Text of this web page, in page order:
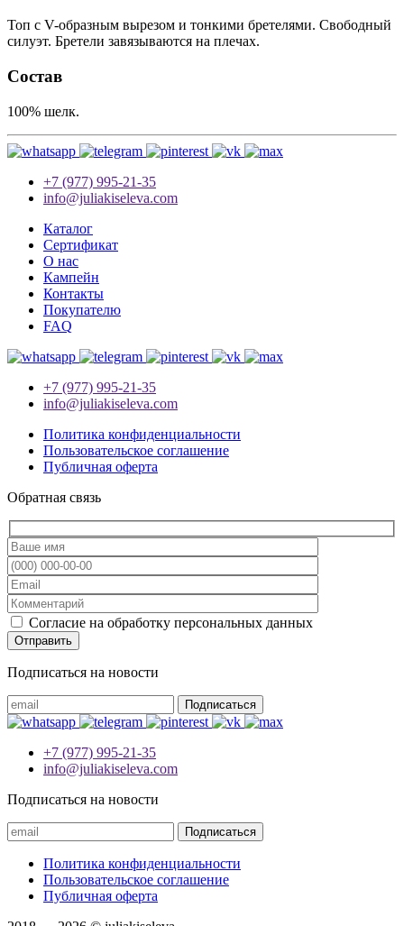
Топ с V-образным вырезом и тонкими бретелями. Свободный
силуэт. Бретели завязываются на плечах.
Состав
100% шелк.
+7 (977) 995-21-35
info@juliakiseleva.com
Каталог
Сертификат
О нас
Кампейн
Контакты
Покупателю
FAQ
+7 (977) 995-21-35
info@juliakiseleva.com
Политика конфиденциальности
Пользовательское соглашение
Публичная оферта
Обратная связь
Согласие на обработку персональных данных
Подписаться на новости
+7 (977) 995-21-35
info@juliakiseleva.com
Подписаться на новости
Политика конфиденциальности
Пользовательское соглашение
Публичная оферта